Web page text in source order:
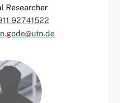
Researcher
92741522